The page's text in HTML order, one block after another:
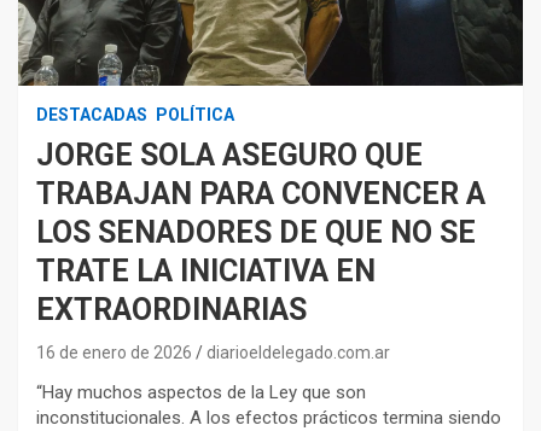
DESTACADAS POLÍTICA
JORGE SOLA ASEGURO QUE
TRABAJAN PARA CONVENCER A
LOS SENADORES DE QUE NO SE
TRATE LA INICIATIVA EN
EXTRAORDINARIAS
16 de enero de 2026 diarioeldelegado.com.ar
“Hay muchos aspectos de la Ley que son
inconstitucionales. A los efectos prácticos termina siendo